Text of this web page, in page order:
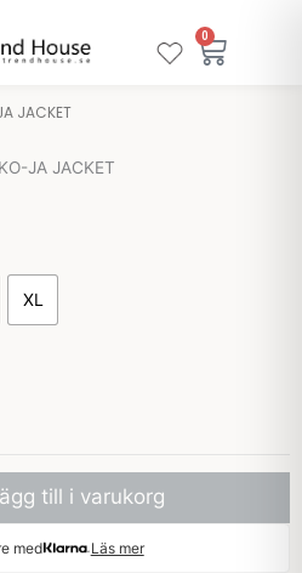
0
JACKET
XL
till i varukorg
med Läs mer